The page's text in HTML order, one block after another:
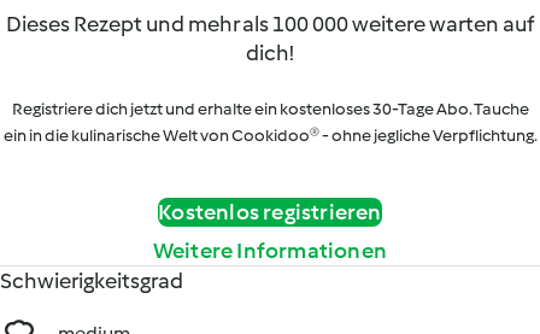
Dieses Rezept und mehr als 100 000 weitere warten auf
dich!
Registriere dich jetzt und erhalte ein kostenloses 30-Tage Abo. Tauche
ein in die kulinarische Welt von Cookidoo® - ohne jegliche Verpflichtung.
Kostenlos registrieren
Weitere Informationen
Schwierigkeitsgrad